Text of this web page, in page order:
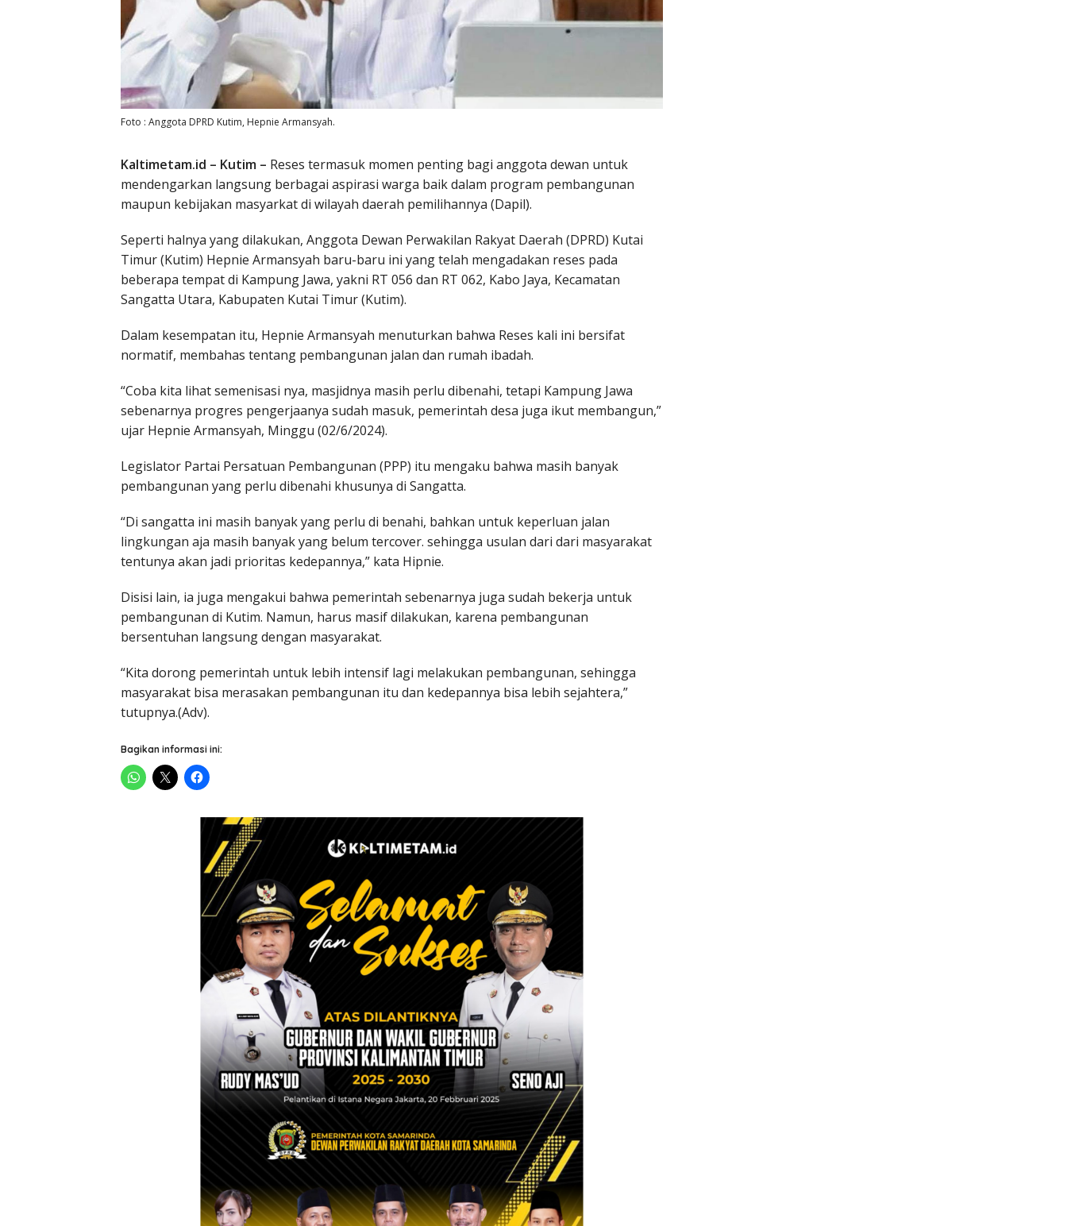
Foto : Anggota DPRD Kutim, Hepnie Armansyah.
Kaltimetam.id – Kutim – Reses termasuk momen penting bagi anggota dewan untuk
mendengarkan langsung berbagai aspirasi warga baik dalam program pembangunan
maupun kebijakan masyarkat di wilayah daerah pemilihannya (Dapil).
Seperti halnya yang dilakukan, Anggota Dewan Perwakilan Rakyat Daerah (DPRD) Kutai
Timur (Kutim) Hepnie Armansyah baru-baru ini yang telah mengadakan reses pada
beberapa tempat di Kampung Jawa, yakni RT 056 dan RT 062, Kabo Jaya, Kecamatan
Sangatta Utara, Kabupaten Kutai Timur (Kutim).
Dalam kesempatan itu, Hepnie Armansyah menuturkan bahwa Reses kali ini bersifat
normatif, membahas tentang pembangunan jalan dan rumah ibadah.
“Coba kita lihat semenisasi nya, masjidnya masih perlu dibenahi, tetapi Kampung Jawa
sebenarnya progres pengerjaanya sudah masuk, pemerintah desa juga ikut membangun,”
ujar Hepnie Armansyah, Minggu (02/6/2024).
Legislator Partai Persatuan Pembangunan (PPP) itu mengaku bahwa masih banyak
pembangunan yang perlu dibenahi khusunya di Sangatta.
“Di sangatta ini masih banyak yang perlu di benahi, bahkan untuk keperluan jalan
lingkungan aja masih banyak yang belum tercover. sehingga usulan dari dari masyarakat
tentunya akan jadi prioritas kedepannya,” kata Hipnie.
Disisi lain, ia juga mengakui bahwa pemerintah sebenarnya juga sudah bekerja untuk
pembangunan di Kutim. Namun, harus masif dilakukan, karena pembangunan
bersentuhan langsung dengan masyarakat.
“Kita dorong pemerintah untuk lebih intensif lagi melakukan pembangunan, sehingga
masyarakat bisa merasakan pembangunan itu dan kedepannya bisa lebih sejahtera,”
tutupnya.(Adv).
Bagikan informasi ini: